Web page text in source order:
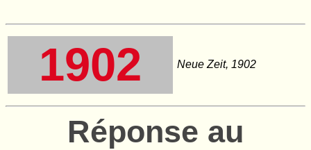
1902 Neue Zeit, 1902
Réponse au